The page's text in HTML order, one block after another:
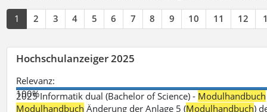
1 2 3 4 5 6 7 8 9 10 11 12
Hochschulanzeiger 2025
Relevanz:
100%
2025 Informatik dual (Bachelor of Science) - Modulhandbuch
Modulhandbuch Änderung der Anlage 5 (Modulhandbuch)